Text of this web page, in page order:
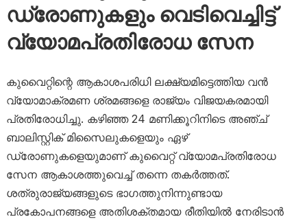
ഡ്രോണുകളും വെടിവെച്ചിട്ട്
വ്യോമപ്രതിരോധ സേന
കുവൈറ്റിന്റെ ആകാശപരിധി ലക്ഷ്യമിട്ടെത്തിയ വൻ
വ്യോമാക്രമണ ശ്രമങ്ങളെ രാജ്യം വിജയകരമായി
പ്രതിരോധിച്ചു. കഴിഞ്ഞ 24 മണിക്കൂറിനിടെ അഞ്ച്
ബാലിസ്റ്റിക് മിസൈലുകളെയും ഏഴ്
ഡ്രോണുകളെയുമാണ് കുവൈറ്റ് വ്യോമപ്രതിരോധ
സേന ആകാശത്തുവെച്ച് തന്നെ തകർത്തത്.
ശത്രുരാജ്യങ്ങളുടെ ഭാഗത്തുനിന്നുണ്ടായ
പ്രകോപനങ്ങളെ അതിശക്തമായ രീതിയിൽ നേരിടാൻ